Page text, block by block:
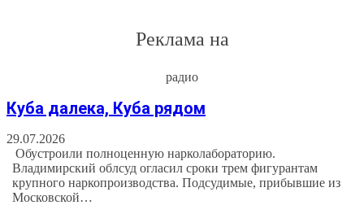
Реклама на
радио
Куба далека, Куба рядом
29.07.2026
Обустроили полноценную нарколабораторию.
Владимирский облсуд огласил сроки трем фигурантам
крупного наркопроизводства. Подсудимые, прибывшие из
Московской…